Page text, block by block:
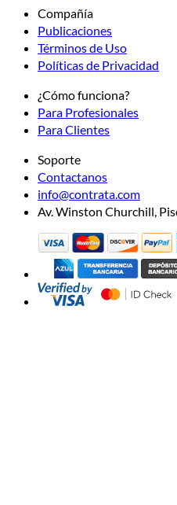
Compañía
Publicaciones
Términos de Uso
Políticas de Privacidad
¿Cómo funciona?
Para Profesionales
Para Clientes
Soporte
Contactanos
info@contrata.com
Av. Winston Churchill,